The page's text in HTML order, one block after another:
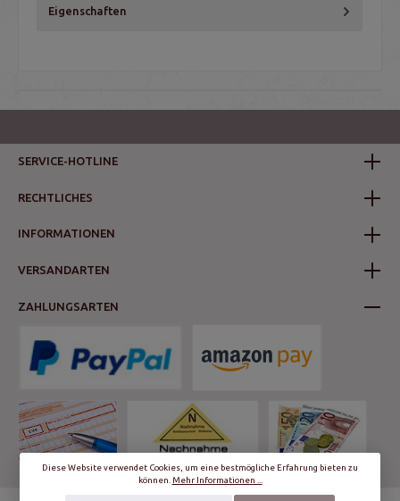
Eigenschaften
SERVICE-HOTLINE
RECHTLICHES
INFORMATIONEN
VERSANDARTEN
ZAHLUNGSARTEN
Diese Website verwendet Cookies, um eine bestmögliche Erfahrung bieten zu
können. Mehr Informationen ...